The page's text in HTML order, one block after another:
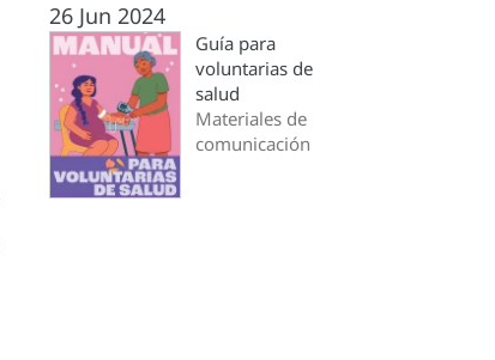
26 Jun 2024
Guía para
voluntarias de
salud
Materiales de
comunicación